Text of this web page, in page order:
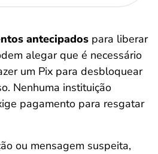
antecipados para liberar
alegar que é necessário
um Pix para desbloquear
Nenhuma instituição
pagamento para resgatar
ou mensagem suspeita,